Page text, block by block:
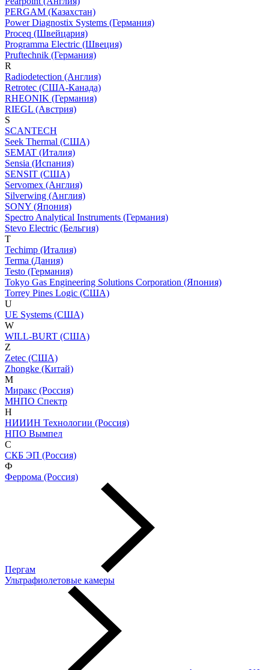
PERGAM (Казахстан)
Power Diagnostix Systems (Германия)
Proceq (Швейцария)
Programma Electric (Швеция)
Pruftechnik (Германия)
R
Radiodetection (Англия)
Retrotec (США-Канада)
RHEONIK (Германия)
RIEGL (Австрия)
S
SCANTECH
Seek Thermal (США)
SEMAT (Италия)
Sensia (Испания)
SENSIT (США)
Servomex (Англия)
Silverwing (Англия)
SONY (Япония)
Spectro Analytical Instruments (Германия)
Stevo Electric (Бельгия)
T
Techimp (Италия)
Terma (Дания)
Testo (Германия)
Tokyo Gas Engineering Solutions Corporation (Япония)
Torrey Pines Logic (США)
U
UE Systems (США)
W
WILL-BURT (США)
Z
Zetec (США)
Zhongke (Китай)
М
Миракс (Россия)
МНПО Спектр
Н
НИИИН Технологии (Россия)
НПО Вымпел
С
СКБ ЭП (Россия)
Ф
Феррома (Россия)
Пергам
Ультрафиолетовые камеры